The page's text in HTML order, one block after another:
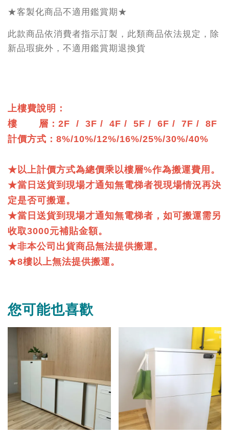
★客製化商品不適用鑑賞期★
此款商品依消費者指示訂製，此類商品依法規定，除
新品瑕疵外，不適用鑑賞期退換貨
上樓費說明：
樓 層：2F / 3F / 4F / 5F / 6F / 7F / 8F
計價方式：8%/10%/12%/16%/25%/30%/40%
★以上計價方式為總價乘以樓層%作為搬運費用。
★當日送貨到現場才通知無電梯者視現場情況再決
定是否可搬運。
★當日送貨到現場才通知無電梯者，如可搬運需另
收取3000元補貼金額。
★非本公司出貨商品無法提供搬運。
★8樓以上無法提供搬運。
您可能也喜歡